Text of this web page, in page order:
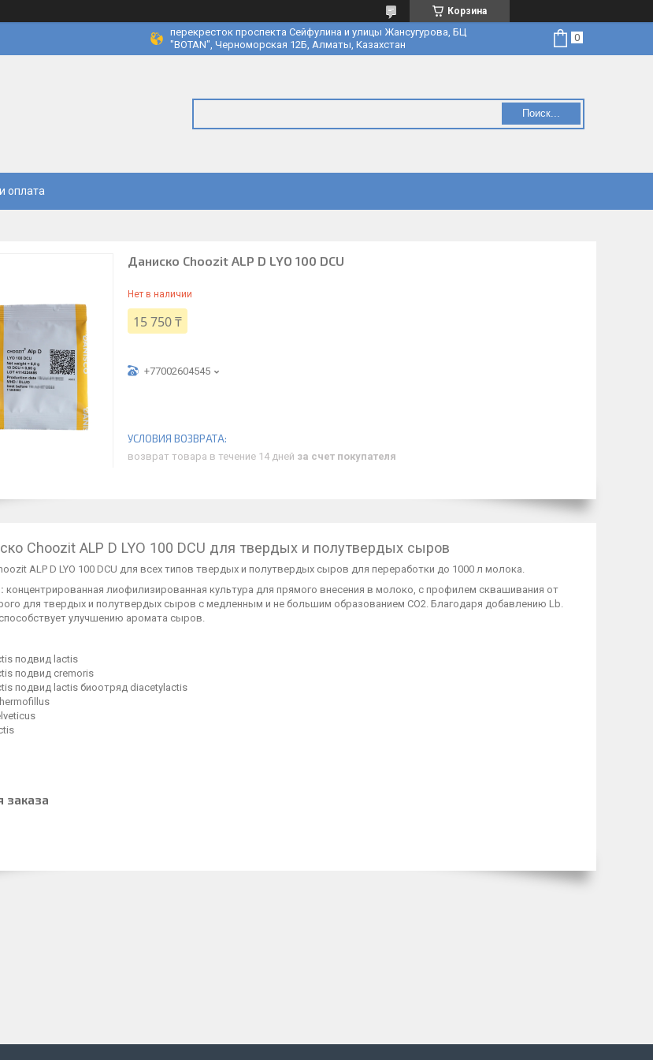
Корзина
перекресток проспекта Сейфулина и улицы Жансугурова, БЦ
"BOTAN", Черноморская 12Б, Алматы, Казахстан
Поиск...
оплата
Даниско Choozit ALP D LYO 100 DCU
Нет в наличии
15 750 ₸
+77002604545
возврат товара в течение 14 дней за счет покупателя
Choozit ALP D LYO 100 DCU для твердых и полутвердых сыров
ALP D LYO 100 DCU для всех типов твердых и полутвердых сыров для переработки до 1000 л молока.
концентрированная лиофилизированная культура для прямого внесения в молоко, с профилем сквашивания от
для твердых и полутвердых сыров с медленным и не большим образованием СО2. Благодаря добавлению Lb.
улучшению аромата сыров.
подвид lactis
подвид cremoris
подвид lactis биоотряд diacetylactis
заказа